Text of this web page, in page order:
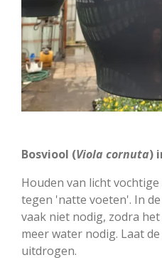
Bosviool (Viola cornuta)
Houden van licht
tegen 'natte voeten'. In
vaak niet nodig, zodra
meer water nodig. Laat
uitdrogen.